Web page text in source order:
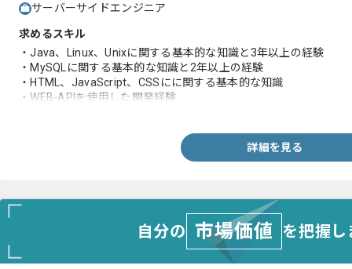
サーバーサイドエンジニア
求めるスキル
・Java、Linux、Unixに関する基本的な知識と3年以上の経験
・MySQLに関する基本的な知識と2年以上の経験
・HTML、JavaScript、CSSにに関する基本的な知識
・WEB-APIを使用した開発経験
・Gitに関する基本的な知識と1年以上の経験
・3年以上のIDEを利用した開発経験
詳細を見る
自分の 市場価値 を把握